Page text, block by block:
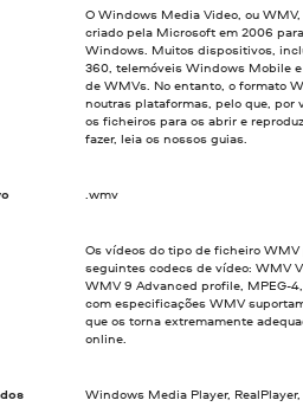
O Windows Media Video, ou
criado pela Microsoft em 2006
Windows. Muitos dispositivos,
360, telemóveis Windows Mobile
de WMVs. No entanto, o formato
noutras plataformas, pelo que, por
os ficheiros para os abrir e
fazer, leia os nossos guias.
.wmv
Os vídeos do tipo de ficheiro
seguintes codecs de vídeo: WMV
WMV 9 Advanced profile, MPEG-
com especificações WMV
que os torna extremamente
online.
Windows Media Player,